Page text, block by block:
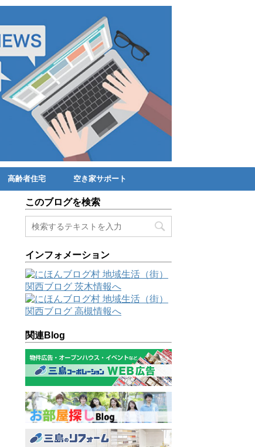
高齢者住宅 空き家サポート
このブログを検索
インフォメーション
関連Blog